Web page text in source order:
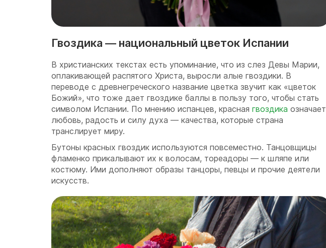
Гвоздика — национальный цветок Испании
В христианских текстах есть упоминание, что из слез Девы Марии,
оплакивающей распятого Христа, выросли алые гвоздики. В
переводе с древнегреческого название цветка звучит как «цветок
Божий», что тоже дает гвоздике баллы в пользу того, чтобы стать
символом Испании. По мнению испанцев, красная гвоздика означает
любовь, радость и силу духа — качества, которые страна
транслирует миру.
Бутоны красных гвоздик используются повсеместно. Танцовщицы
фламенко прикалывают их к волосам, тореадоры — к шляпе или
костюму. Ими дополняют образы танцоры, певцы и прочие деятели
искусств.